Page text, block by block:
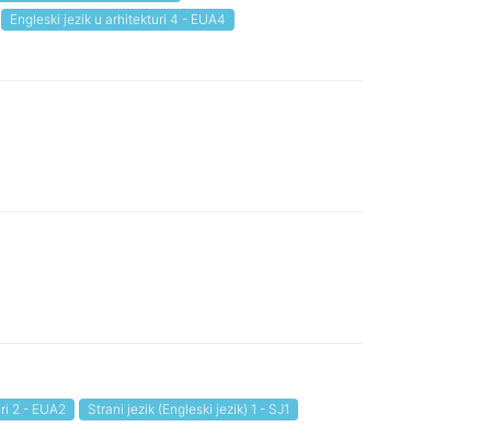
Engleski jezik u arhitekturi 4 - EUA4
2 - EUA2 Strani jezik (Engleski jezik) 1 - SJ1